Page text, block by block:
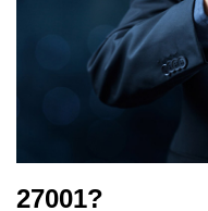
27001?